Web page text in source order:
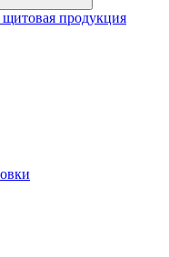
продукция